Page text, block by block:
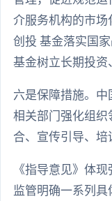
介服务机构的市场
创投 基金落实国
基金树立长期投资
六是保障措施。中
相关部门强化组
合、宣传引导、培
《指导意见》体
监管明确一系列